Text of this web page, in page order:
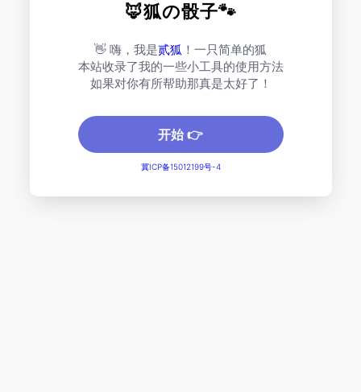
🦊狐の骰子🐾
👋 嗨，我是贰狐 ！一只简单的狐
本站收录了我的一些小工具的使用方法
如果对你有所帮助那真是太好了！
开始 👉
冀ICP备15012199号-4